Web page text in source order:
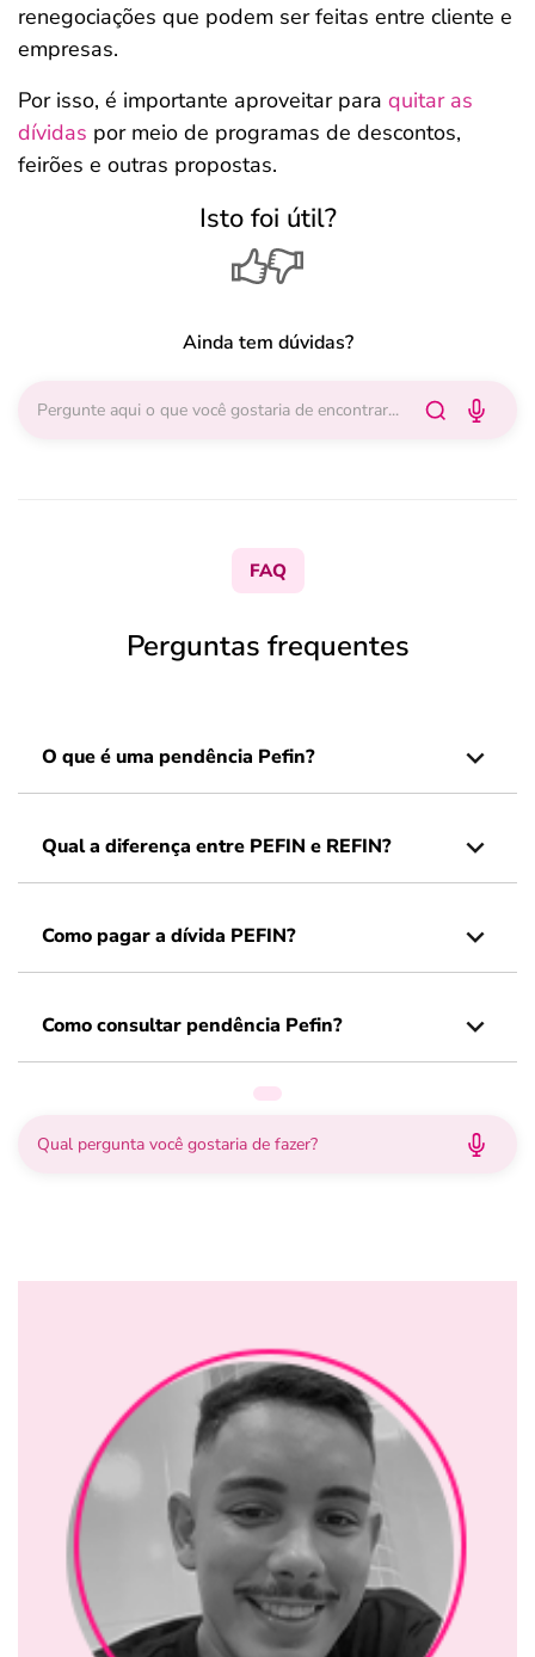
renegociações que podem ser feitas entre cliente e
empresas.
Por isso, é importante aproveitar para quitar as
dívidas por meio de programas de descontos,
feirões e outras propostas.
Isto foi útil?
Ainda tem dúvidas?
FAQ
Perguntas frequentes
O que é uma pendência Pefin?
Qual a diferença entre PEFIN e REFIN?
Como pagar a dívida PEFIN?
Como consultar pendência Pefin?